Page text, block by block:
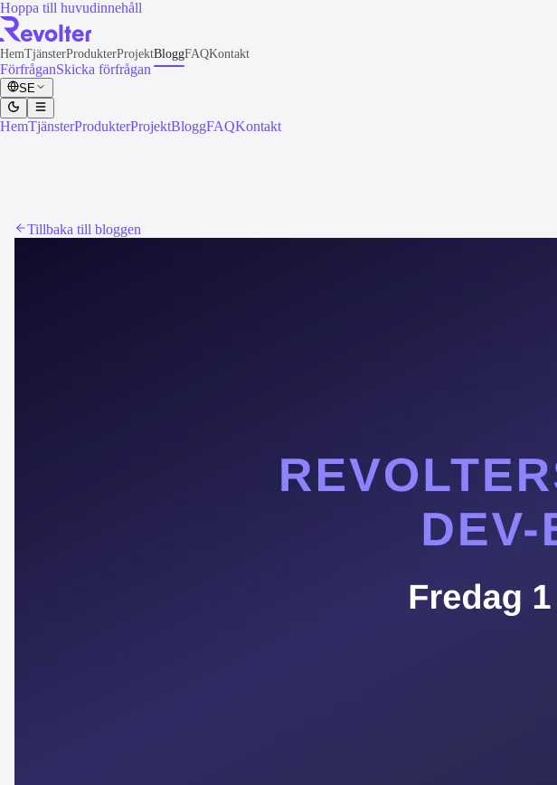
Hoppa till huvudinnehåll
HemTjänsterProdukterProjektBloggFAQKontakt
FörfråganSkicka förfrågan
SE
HemTjänsterProdukterProjektBloggFAQKontakt
Tillbaka till bloggen